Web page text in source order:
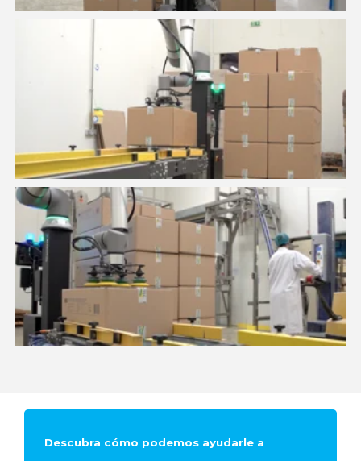
Descubra cómo podemos ayudarle a